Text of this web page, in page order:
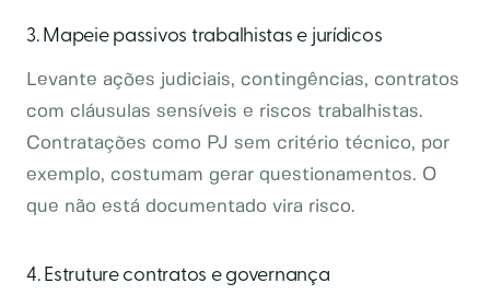
3. Mapeie passivos trabalhistas e jurídicos
Levante ações judiciais, contingências, contratos
com cláusulas sensíveis e riscos trabalhistas.
Contratações como PJ sem critério técnico, por
exemplo, costumam gerar questionamentos. O
que não está documentado vira risco.
4. Estruture contratos e governança